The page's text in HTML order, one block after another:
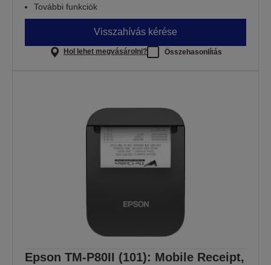
További funkciók
Visszahívás kérése
Hol lehet megvásárolni? Összehasonlítás
Epson TM-P80II (101): Mobile Receipt,